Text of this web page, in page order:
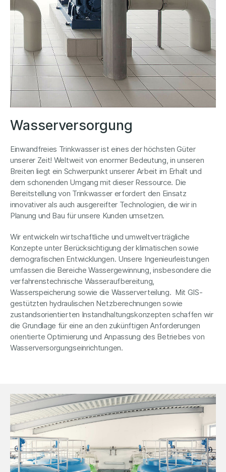
Wasserversorgung
Einwandfreies Trinkwasser ist eines der höchsten Güter
unserer Zeit! Weltweit von enormer Bedeutung, in unseren
Breiten liegt ein Schwerpunkt unserer Arbeit im Erhalt und
dem schonenden Umgang mit dieser Ressource. Die
Bereitstellung von Trinkwasser erfordert den Einsatz
innovativer als auch ausgereifter Technologien, die wir in
Planung und Bau für unsere Kunden umsetzen.
Wir entwickeln wirtschaftliche und umweltverträgliche
Konzepte unter Berücksichtigung der klimatischen sowie
demografischen Entwicklungen. Unsere Ingenieurleistungen
umfassen die Bereiche Wassergewinnung, insbesondere die
verfahrenstechnische Wasseraufbereitung,
Wasserspeicherung sowie die Wasserverteilung. Mit GIS-
gestützten hydraulischen Netzberechnungen sowie
zustandsorientierten Instandhaltungskonzepten schaffen wir
die Grundlage für eine an den zukünftigen Anforderungen
orientierte Optimierung und Anpassung des Betriebes von
Wasserversorgungseinrichtungen.